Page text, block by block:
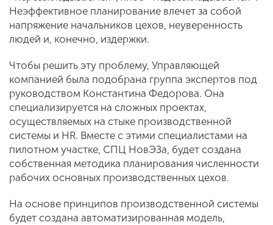
Неэффективное планирование влечет за собой
напряжение начальников цехов, неуверенность
людей и, конечно, издержки.
Чтобы решить эту проблему, Управляющей
компанией была подобрана группа экспертов под
руководством Константина Федорова. Она
специализируется на сложных проектах,
осуществляемых на стыке производственной
системы и HR. Вместе с этими специалистами на
пилотном участке, СПЦ НовЭЗа, будет создана
собственная методика планирования численности
рабочих основных производственных цехов.
На основе принципов производственной системы
будет создана автоматизированная модель,